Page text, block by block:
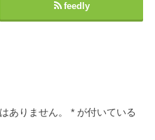
feedly
ありません。 * が付いている